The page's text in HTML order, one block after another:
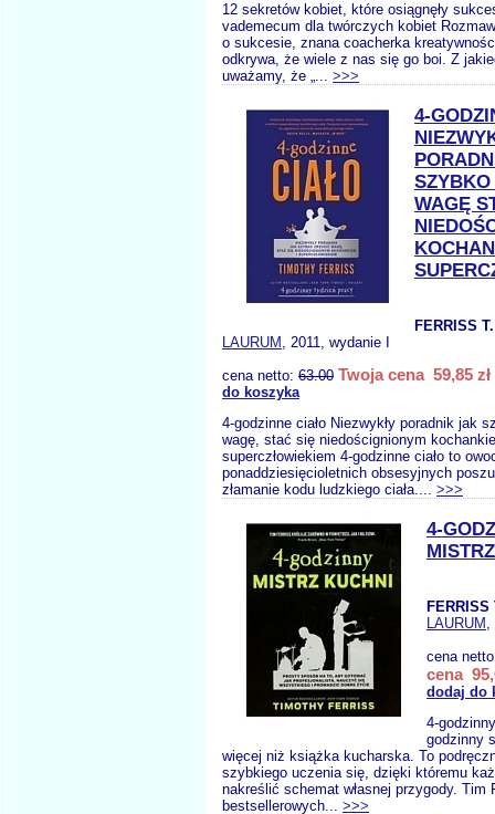
12 sekretów kobiet, które osiągnęły
vademecum dla twórczych kobiet
o sukcesie, znana coacherka
odkrywa, że wiele z nas się go boi. Z
uważamy, że „... >>>
4-
SZYBKO
WAGĘ
FERRISS T.
LAURUM , 2011, wydanie I
cena netto: 63.00 Twoja cena 59,85 zł
do koszyka
4-godzinne ciało Niezwykły poradnik jak
wagę, stać się niedoścignionym
superczłowiekiem 4-godzinne ciało to
ponaddziesięcioletnich obsesyjnych
złamanie kodu ludzkiego ciała.... >>>
4-
FERRISS
LAURUM ,
cena
cena
dodaj do
4-
godzinny
więcej niż książka kucharska. To
szybkiego uczenia się, dzięki któremu
nakreślić schemat własnej przygody. Tim
bestsellerowych... >>>